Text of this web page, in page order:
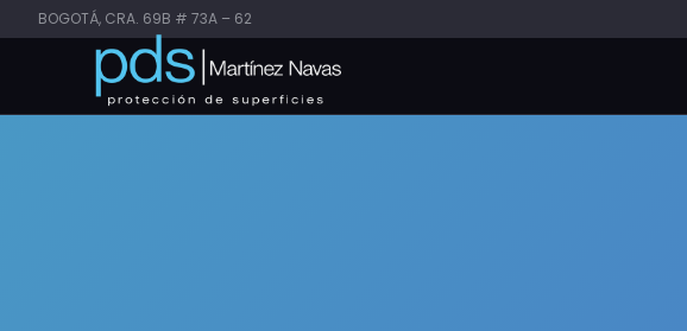
BOGOTÁ, CRA. 69B # 73A – 62